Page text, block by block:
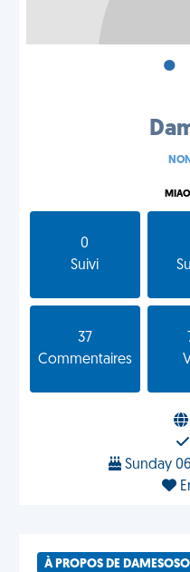
•
0
Suivi
37
Commentaires
Sunday
À PROPOS DE DAMESOSO